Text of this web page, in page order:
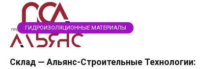
ГИДРОИЗОЛЯЦИОННЫЕ МАТЕРИАЛЫ
Склад — Альянс-Строительные Технологии: